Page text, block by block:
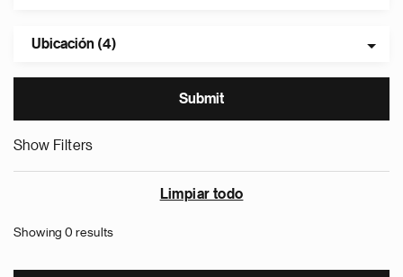
Ubicación (4)
Show Filters
Limpiar todo
Showing 0 results